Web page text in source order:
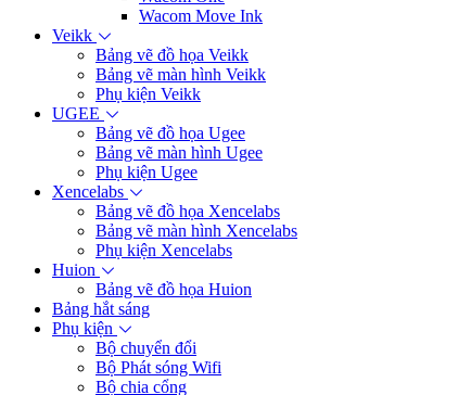
Wacom Move Ink
Veikk
Bảng vẽ đồ họa Veikk
Bảng vẽ màn hình Veikk
Phụ kiện Veikk
UGEE
Bảng vẽ đồ họa Ugee
Bảng vẽ màn hình Ugee
Phụ kiện Ugee
Xencelabs
Bảng vẽ đồ họa Xencelabs
Bảng vẽ màn hình Xencelabs
Phụ kiện Xencelabs
Huion
Bảng vẽ đồ họa Huion
Bảng hắt sáng
Phụ kiện
Bộ chuyển đổi
Bộ Phát sóng Wifi
Bộ chia cổng